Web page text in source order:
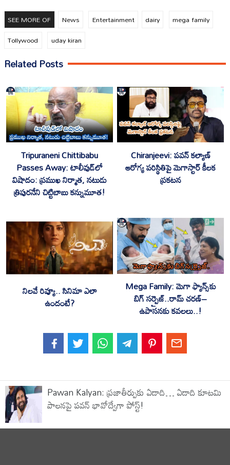
SEE MORE OF News Entertainment dairy
mega family
Tollywood
uday kiran
Related Posts
Tripuraneni Chittibabu
Passes Away: టాలీవుడ్‌లో
విషాదం: ప్రముఖ నిర్మాత, నటుడు
త్రిపురనేని చిట్టిబాబు కన్నుమూత!
Chiranjeevi: పవన్ కల్యాణ్
ఆరోగ్య పరిస్థితిపై మెగాస్టార్ కీలక
ప్రకటన
నిలవే రివ్యూ.. సినిమా ఎలా
ఉందంటే?
Mega Family: మెగా ఫ్యాన్స్‌కు
బిగ్ సర్ప్రైజ్..రామ్ చరణ్–
ఉపాసనకు కవలలు..!
Pawan Kalyan: ప్రజాతీర్పుకు ఏడాది… ఏడాది కూటమి
పాలనపై పవన్ భావోద్వేగా పోస్ట్!